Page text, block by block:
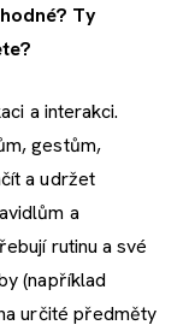
Ty
a interakci.
gestům,
a udržet
a
rutinu a své
(například
určité předměty